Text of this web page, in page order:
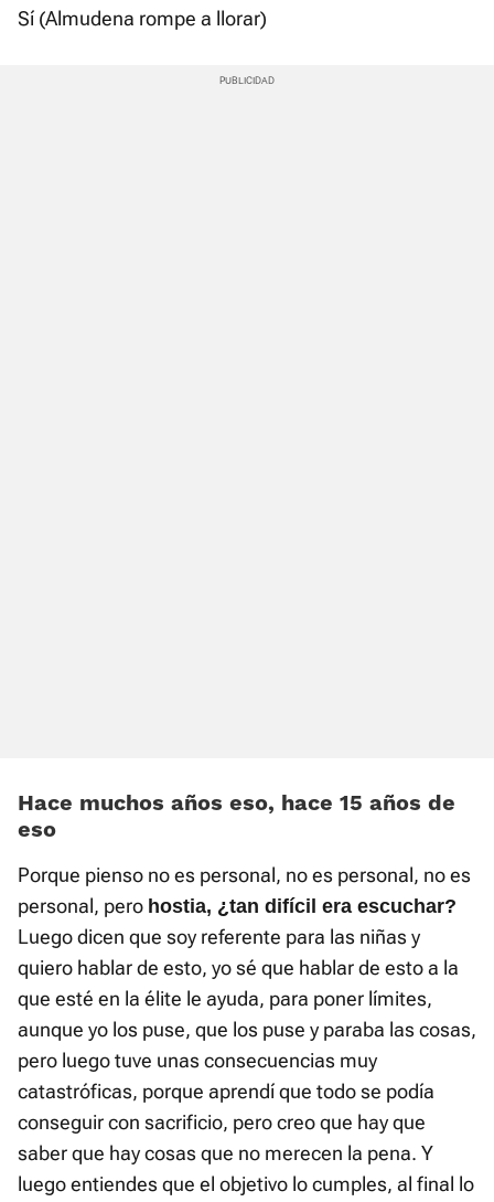
Sí (Almudena rompe a llorar)
Hace muchos años eso, hace 15 años de
eso
Porque pienso no es personal, no es personal, no es
personal, pero hostia, ¿tan difícil era escuchar?
Luego dicen que soy referente para las niñas y
quiero hablar de esto, yo sé que hablar de esto a la
que esté en la élite le ayuda, para poner límites,
aunque yo los puse, que los puse y paraba las cosas,
pero luego tuve unas consecuencias muy
catastróficas, porque aprendí que todo se podía
conseguir con sacrificio, pero creo que hay que
saber que hay cosas que no merecen la pena. Y
luego entiendes que el objetivo lo cumples, al final lo